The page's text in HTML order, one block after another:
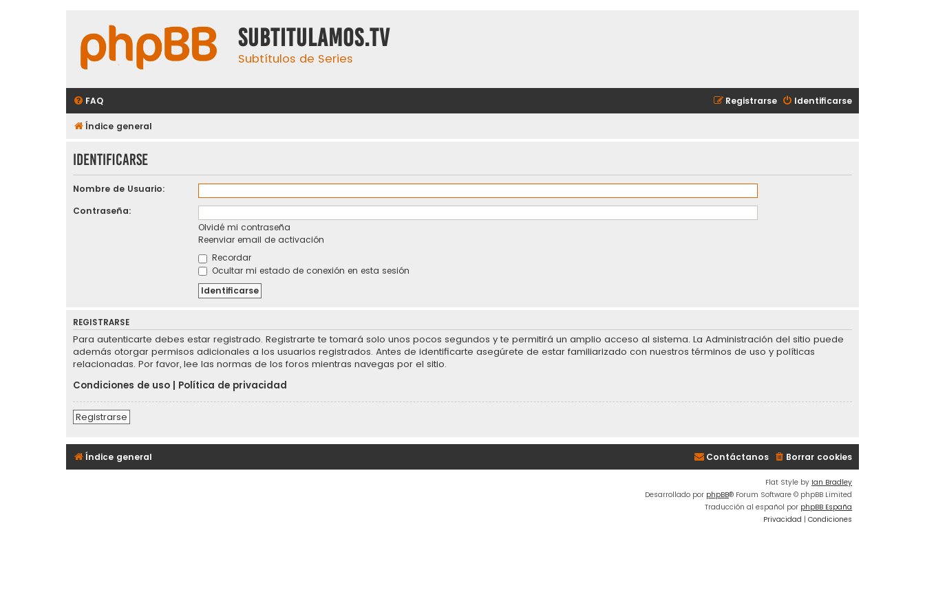
subtitulamos.tv
Subtítulos de Series
FAQ Identificarse
Registrarse
Índice general
Identificarse
Nombre de Usuario:
Contraseña:
Olvidé mi contraseña
Reenviar email de activación
Recordar
Ocultar mi estado de conexión en esta sesión
REGISTRARSE
Para autenticarte debes estar registrado. Registrarte te tomará solo unos pocos segundos y te permitirá un amplio acceso al sistema. La Administración del sitio puede
además otorgar permisos adicionales a los usuarios registrados. Antes de identificarte asegúrete de estar familiarizado con nuestros términos de uso y políticas
relacionadas. Por favor, lee las normas de los foros mientras navegas por el sitio.
Condiciones de uso
Política de privacidad
Registrarse
Índice general Borrar cookies
Contáctanos
Flat Style by Ian Bradley
Desarrollado por phpBB® Forum Software © phpBB Limited
Traducción al español por phpBB España
Privacidad | Condiciones